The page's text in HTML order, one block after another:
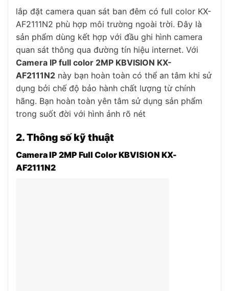
lắp đặt camera quan sát ban đêm có full color KX-
AF2111N2 phù hợp môi trường ngoài trời. Đây là
sản phẩm dùng kết hợp với đầu ghi hình camera
quan sát thông qua đường tín hiệu internet. Với
Camera IP full color 2MP KBVISION KX-
AF2111N2 này bạn hoàn toàn có thể an tâm khi sử
dụng bởi chế độ bảo hành chất lượng từ chính
hãng. Bạn hoàn toàn yên tâm sử dụng sản phẩm
trong suốt đời với hình ảnh rõ nét
2. Thông số kỹ thuật
Camera IP 2MP Full Color KBVISION KX-
AF2111N2